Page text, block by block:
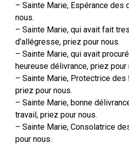
– Sainte Marie, Espérance des
nous.
– Sainte Marie, qui avait fait
d’allégresse, priez pour nous.
– Sainte Marie, qui avait
heureuse délivrance, priez pour
– Sainte Marie, Protectrice
priez pour nous.
– Sainte Marie, bonne
travail, priez pour nous.
– Sainte Marie, Consolatrice
pour nous.